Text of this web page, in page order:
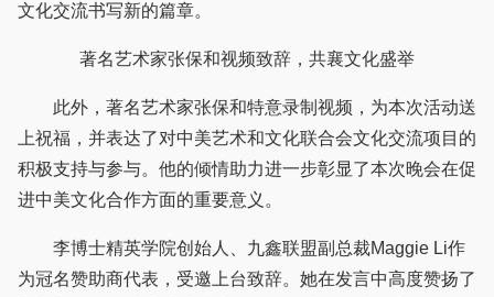
文化交流书写新的篇章。
著名艺术家张保和视频致辞，共襄文化盛举
此外，著名艺术家张保和特意录制视频，为本次活动送
上祝福，并表达了对中美艺术和文化联合会文化交流项目的
积极支持与参与。他的倾情助力进一步彰显了本次晚会在促
进中美文化合作方面的重要意义。
李博士精英学院创始人、九鑫联盟副总裁Maggie Li作
为冠名赞助商代表，受邀上台致辞。她在发言中高度赞扬了